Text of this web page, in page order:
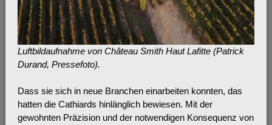
Luftbildaufnahme von Château Smith Haut Lafitte (Patrick
Durand, Pressefoto).
Dass sie sich in neue Branchen einarbeiten konnten, das
hatten die Cathiards hinlänglich bewiesen. Mit der
gewohnten Präzision und der notwendigen Konsequenz von